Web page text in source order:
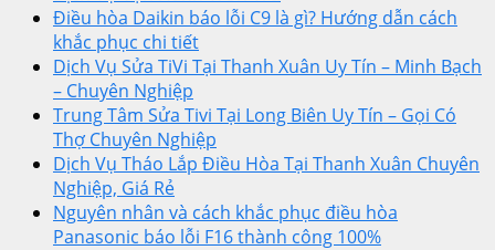
Điều hòa Daikin báo lỗi C9 là gì? Hướng dẫn cách
khắc phục chi tiết
Dịch Vụ Sửa TiVi Tại Thanh Xuân Uy Tín – Minh Bạch
– Chuyên Nghiệp
Trung Tâm Sửa Tivi Tại Long Biên Uy Tín – Gọi Có
Thợ Chuyên Nghiệp
Dịch Vụ Tháo Lắp Điều Hòa Tại Thanh Xuân Chuyên
Nghiệp, Giá Rẻ
Nguyên nhân và cách khắc phục điều hòa
Panasonic báo lỗi F16 thành công 100%